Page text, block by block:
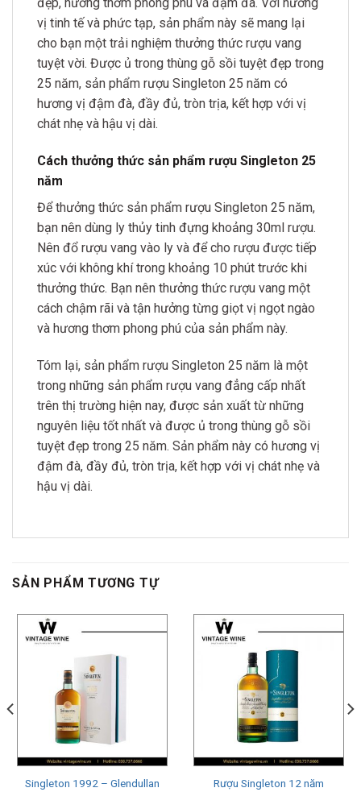
đẹp, hương thơm phong phú và đậm đà. Với hương
vị tinh tế và phức tạp, sản phẩm này sẽ mang lại
cho bạn một trải nghiệm thưởng thức rượu vang
tuyệt vời. Được ủ trong thùng gỗ sồi tuyệt đẹp trong
25 năm, sản phẩm rượu Singleton 25 năm có
hương vị đậm đà, đầy đủ, tròn trịa, kết hợp với vị
chát nhẹ và hậu vị dài.
Cách thưởng thức sản phẩm rượu Singleton 25
năm
Để thưởng thức sản phẩm rượu Singleton 25 năm,
bạn nên dùng ly thủy tinh đựng khoảng 30ml rượu.
Nên đổ rượu vang vào ly và để cho rượu được tiếp
xúc với không khí trong khoảng 10 phút trước khi
thưởng thức. Bạn nên thưởng thức rượu vang một
cách chậm rãi và tận hưởng từng giọt vị ngọt ngào
và hương thơm phong phú của sản phẩm này.
Tóm lại, sản phẩm rượu Singleton 25 năm là một
trong những sản phẩm rượu vang đẳng cấp nhất
trên thị trường hiện nay, được sản xuất từ những
nguyên liệu tốt nhất và được ủ trong thùng gỗ sồi
tuyệt đẹp trong 25 năm. Sản phẩm này có hương vị
đậm đà, đầy đủ, tròn trịa, kết hợp với vị chát nhẹ và
hậu vị dài.
SẢN PHẨM TƯƠNG TỰ
Singleton 1992 – Glendullan Rượu Singleton 12 năm